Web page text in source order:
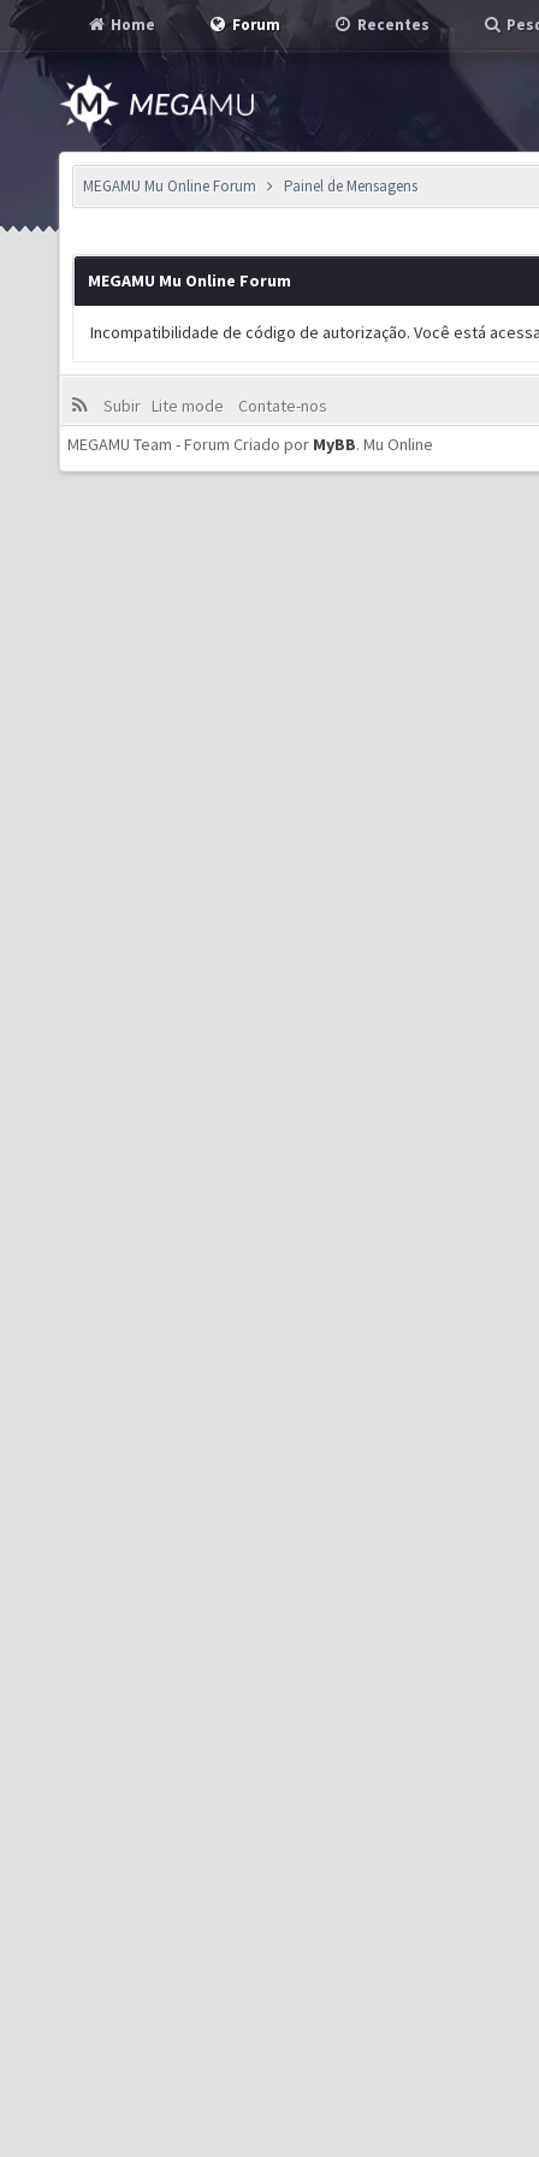
Home Forum Recentes
MEGAMU Mu Online Forum Painel de Mensagens
MEGAMU Mu Online Forum
Incompatibilidade de código de autorização. Você está
Subir Lite mode
Contate-nos
MEGAMU Team - Forum Criado por MyBB. Mu Online